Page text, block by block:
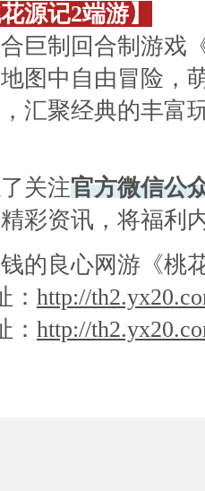
源记2端游】
巨制 回合制游戏
图中自由冒险，
汇聚经典的丰富
关注官方微信公
彩资讯，将福利
的良心网游《桃
： http://
： http://